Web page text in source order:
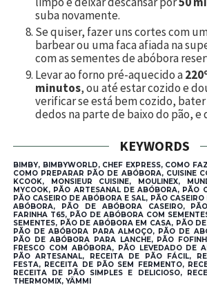
suba novamente.
Se quiser, fazer uns cortes com
barbear ou uma faca afiada na
com as sementes de abóbora
Levar ao forno pré-aquecido a
minutos, ou até estar cozido e
verificar se está bem cozido, bater
dedos na parte de baixo do pão, e
KEYWORDS
BIMBY, BIMBYWORLD, CHEF EXPRESS, COMO
COMO PREPARAR PÃO DE ABÓBORA, CUISINE
KCOOK, MONSIEUR CUISINE, MOULINEX,
MYCOOK, PÃO ARTESANAL DE ABÓBORA, PÃO
PÃO CASEIRO DE ABÓBORA E SAL, PÃO
ABÓBORA, PÃO DE ABÓBORA CASEIRO,
FARINHA T65, PÃO DE ABÓBORA COM
SEMENTES, PÃO DE ABÓBORA EM CASA, PÃO
PÃO DE ABÓBORA PARA ALMOÇO, PÃO DE
PÃO DE ABÓBORA PARA LANCHE, PÃO
FRESCO COM ABÓBORA, PÃO LEVEDADO DE
PÃO ARTESANAL, RECEITA DE PÃO FÁCIL,
FESTA, RECEITA DE PÃO SEM FERMENTO,
RECEITA DE PÃO SIMPLES E DELICIOSO,
THERMOMIX, YÄMMI